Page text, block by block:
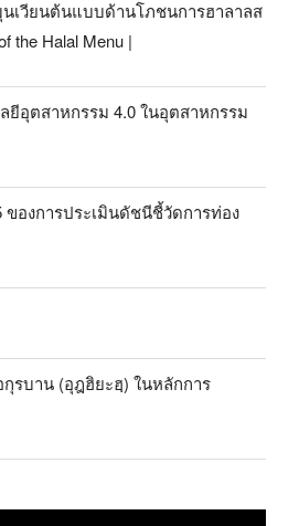
เวียนต้นแบบด้านโภชนการฮาลาลส
the Halal Menu |
ยีอุตสาหกรรม 4.0 ในอุตสาหกรรม
องการประเมินดัชนีชี้วัดการท่อง
กุรบาน (อุฎฮิยะฮฺ) ในหลักการ